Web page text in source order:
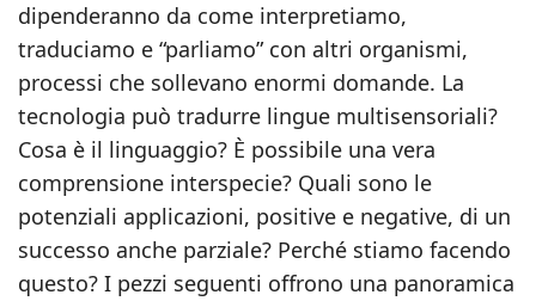
dipenderanno da come interpretiamo,
traduciamo e “parliamo” con altri organismi,
processi che sollevano enormi domande. La
tecnologia può tradurre lingue multisensoriali?
Cosa è il linguaggio? È possibile una vera
comprensione interspecie? Quali sono le
potenziali applicazioni, positive e negative, di un
successo anche parziale? Perché stiamo facendo
questo? I pezzi seguenti offrono una panoramica